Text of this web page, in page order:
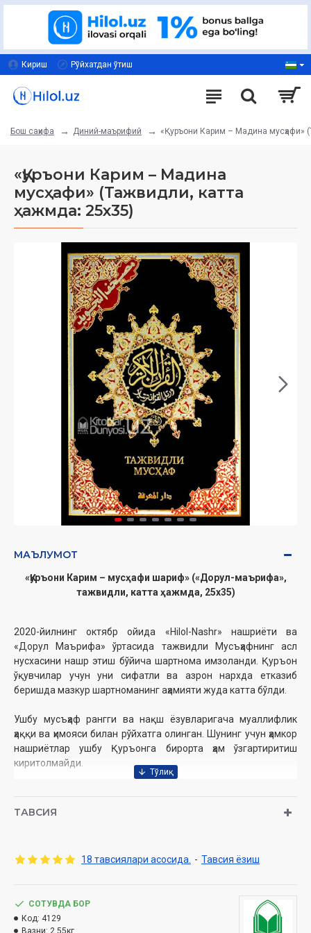
Кириш Рўйхатдан ўтиш
Бош саҳифа Диний-маърифий «Қуръони Карим – Мадина мусҳафи»
«Қуръони Карим – Мадина
мусҳафи» (Тажвидли, катта
ҳажмда: 25x35)
МАЪЛУМОТ
«Қуръони Карим – мусҳафи шариф» («Дорул-маърифа»,
тажвидли, катта ҳажмда, 25x35)
2020-йилнинг октябр ойида «Hilol-Nashr» нашриёти ва
«Дорул Маърифа» ўртасида тажвидли Мусъҳафнинг асл
нусхасини нашр этиш бўйича шартнома имзоланди. Қуръон
ўқувчилар учун уни сифатли ва азрон нархда етказиб
беришда мазкур шартноманинг аҳамияти жуда катта бўлди.
Ушбу мусъҳаф рангги ва нақш ёзувларигача муаллифлик
ҳаққи ва ҳимояси билан рўйхатга олинган. Шунинг учун ҳамкор
нашриётлар ушбу Қуръонга бирорта ҳам ўзгартиритиш
киритолмайди.
Ундан ташқари битта кулранг ҳам бор, бу ранг ўқилмайдиган
Қизил ранг – маднинг турларини ифодалайди.
Ранглар баъзи бир қоидаларни ифодалашда тусларга
ТАВСИЯ
18 тавсиялари асосида. - Тавсия ёзиш
СОТУВДА БОР
Код: 4129